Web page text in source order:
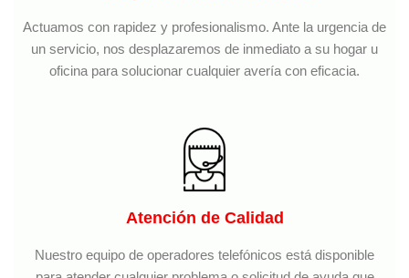
Actuamos con rapidez y profesionalismo. Ante la urgencia de
un servicio, nos desplazaremos de inmediato a su hogar u
oficina para solucionar cualquier avería con eficacia.
Atención de Calidad
Nuestro equipo de operadores telefónicos está disponible